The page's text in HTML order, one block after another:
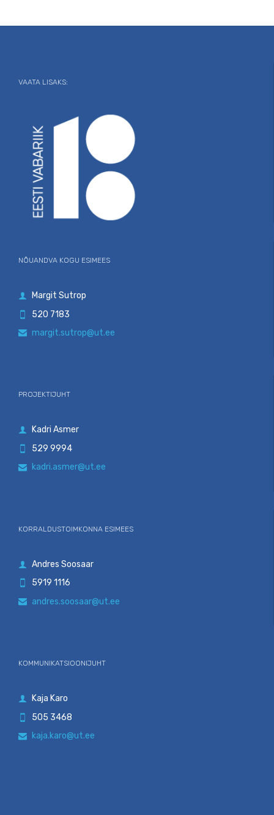
VAATA LISAKS:
NÕUANDVA KOGU ESIMEES
 Margit Sutrop
 520 7183
 margit.sutrop@ut.ee
PROJEKTIJUHT
 Kadri Asmer
529 9994
 kadri.asmer@ut.ee
KORRALDUSTOIMKONNA ESIMEES
 Andres Soosaar
5919 1116
 andres.soosaar@ut.ee
KOMMUNIKATSIOONIJUHT
 Kaja Karo
 505 3468
 kaja.karo@ut.ee